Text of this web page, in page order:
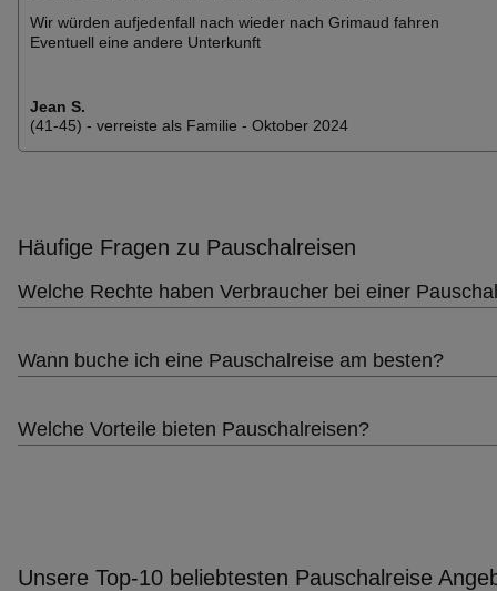
Wir würden aufjedenfall nach wieder nach Grimaud fahren
Eventuell eine andere Unterkunft
Jean S.
(41-45) - verreiste als Familie - Oktober 2024
Häufige Fragen zu Pauschalreisen
Welche Rechte haben Verbraucher bei einer
Wann buche ich eine Pauschalreise am besten?
Welche Vorteile bieten Pauschalreisen?
Unsere Top-10 beliebtesten Pauschalreise